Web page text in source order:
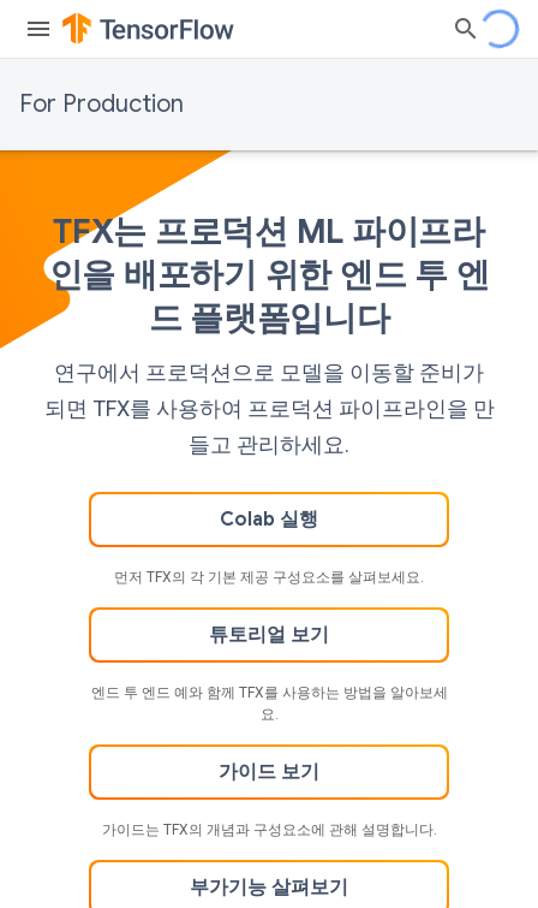
For Production
TFX는 프로덕션 ML 파이프라
인을 배포하기 위한 엔드 투 엔
드 플랫폼입니다
연구에서 프로덕션으로 모델을 이동할 준비가
되면 TFX를 사용하여 프로덕션 파이프라인을 만
들고 관리하세요.
Colab 실행
먼저 TFX의 각 기본 제공 구성요소를 살펴보세요.
튜토리얼 보기
엔드 투 엔드 예와 함께 TFX를 사용하는 방법을 알아보세
요.
가이드 보기
가이드는 TFX의 개념과 구성요소에 관해 설명합니다.
부가기능 살펴보기